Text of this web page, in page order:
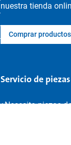
nuestra tienda
Comprar productos
Servicio de
¿Necesita piezas